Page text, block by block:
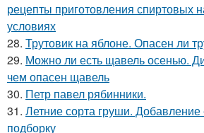
рецепты приготовления спиртовых
условиях
28. Трутовик на яблоне. Опасен ли
29. Можно ли есть щавель осенью.
чем опасен щавель
30. Петр павел рябинники.
31. Летние сорта груши. Добавление
подборку